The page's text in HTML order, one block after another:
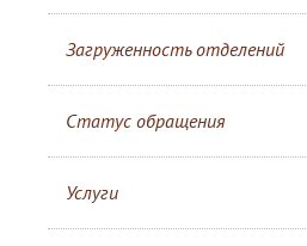
Загруженность отделений
Статус обращения
Услуги